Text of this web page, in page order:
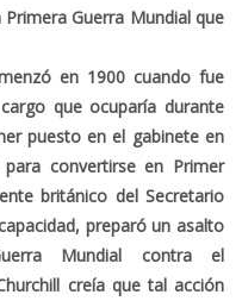
Guerra Mundial que
en 1900 cuando fue
que ocuparía durante
puesto en el gabinete en
convertirse en Primer
británico del Secretario
preparó un asalto
Mundial contra el
creía que tal acción